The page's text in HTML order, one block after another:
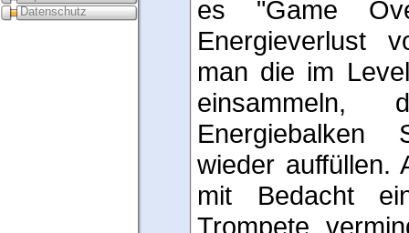
Datenschutz
es "Game
Energieverlust
man die im
wieder auffüllen.
mit Bedacht
Trompete